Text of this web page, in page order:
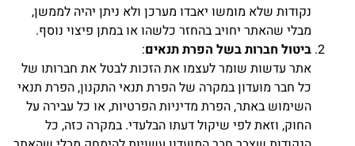
נקודות שלא מומשו יאבדו מערכן ולא ניתן יהיה לממשן,
מבלי שהאתר יחויב בהחזר כלשהו או במתן פיצוי נוסף.
ביטול חברות בשל הפרת תנאים:
אתר עדשות שומר לעצמו את הזכות לבטל את חברותו של
כל חבר מועדון במקרה של הפרת תנאי התקנון, הפרת תנאי
השימוש באתר, הפרת מדיניות הפרטיות, או כל עבירה על
החוק, וזאת לפי שיקול דעתו הבלעדי. במקרה כזה, כל